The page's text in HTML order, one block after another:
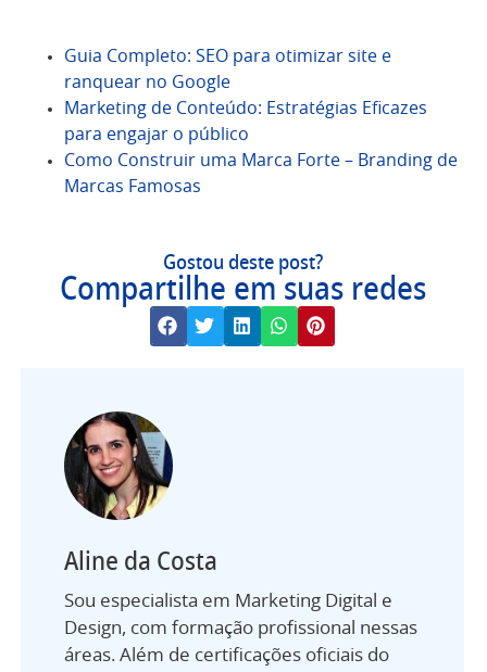
Guia Completo: SEO para otimizar site e
ranquear no Google
Marketing de Conteúdo: Estratégias Eficazes
para engajar o público
Como Construir uma Marca Forte – Branding de
Marcas Famosas
Gostou deste post?
Compartilhe em suas redes
Aline da Costa
Sou especialista em Marketing Digital e
Design, com formação profissional nessas
áreas. Além de certificações oficiais do